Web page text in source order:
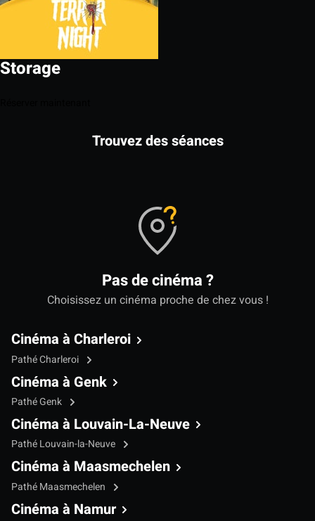
Storage
Trouvez des séances
Pas de cinéma ?
Choisissez un cinéma proche de chez vous !
Cinéma à Charleroi
Pathé Charleroi
Cinéma à Genk
Pathé Genk
Cinéma à Louvain-La-Neuve
Pathé Louvain-la-Neuve
Cinéma à Maasmechelen
Pathé Maasmechelen
Cinéma à Namur